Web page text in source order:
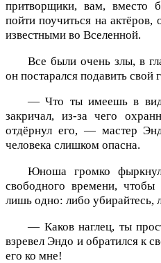
притворщики, вам, вместо
пойти поучиться на
известными во Вселенной.
Все были очень злы, в
он постарался подавить свой
— Что ты имеешь в
закричал, из-за чего
отдёрнул его, — мастер
человека слишком опасна.
Юноша громко
свободного времени,
лишь одно: либо убирайтесь,
— Каков наглец, ты
взревел Эндо и обратился к
его ко мне!